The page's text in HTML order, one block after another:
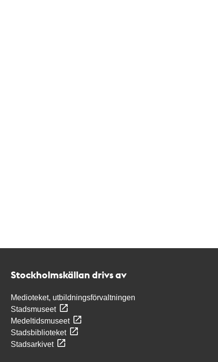
Stockholmskällan drivs av
Medioteket, utbildningsförvaltningen
Stadsmuseet
Medeltidsmuseet
Stadsbiblioteket
Stadsarkivet